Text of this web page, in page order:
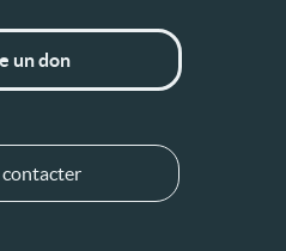
un don
contacter